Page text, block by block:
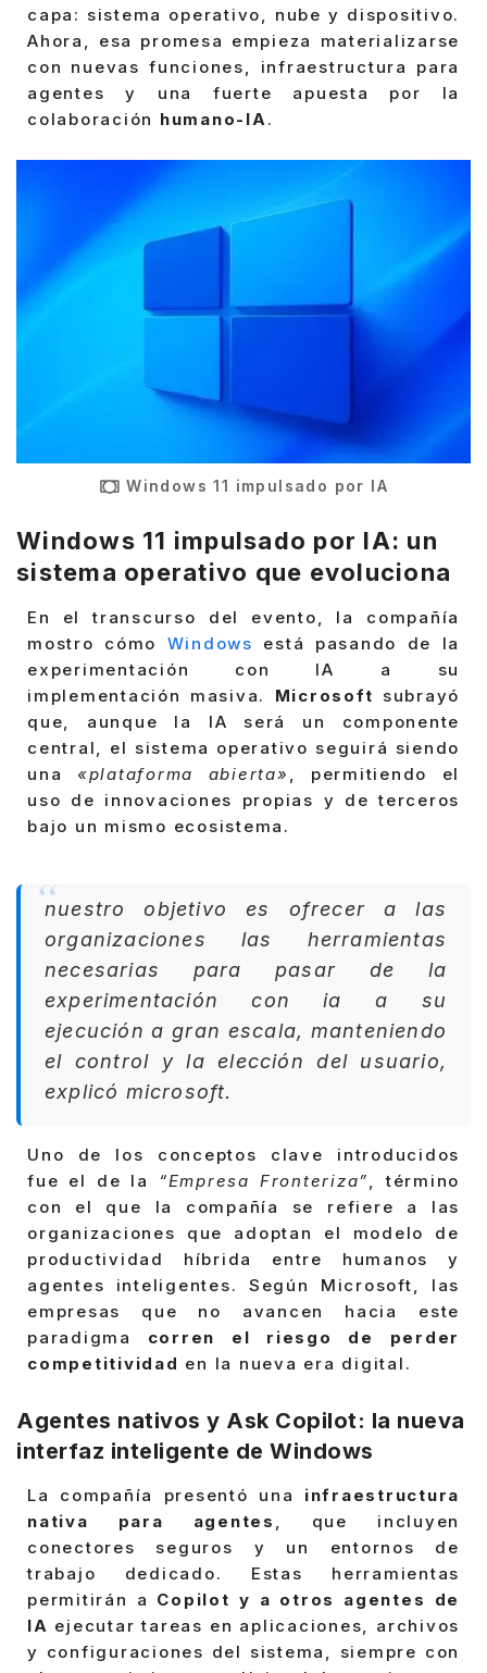
capa: sistema operativo, nube y dispositivo.
Ahora, esa promesa empieza materializarse
con nuevas funciones, infraestructura para
agentes y una fuerte apuesta por la
colaboración humano-IA.
Windows 11 impulsado por IA
Windows 11 impulsado por IA: un
sistema operativo que evoluciona
En el transcurso del evento, la compañía
mostro cómo Windows está pasando de la
experimentación con IA a su
implementación masiva. Microsoft subrayó
que, aunque la IA será un componente
central, el sistema operativo seguirá siendo
una «plataforma abierta» , permitiendo el
uso de innovaciones propias y de terceros
bajo un mismo ecosistema.
nuestro objetivo es ofrecer a las
organizaciones las herramientas
necesarias para pasar de la
experimentación con ia a su
ejecución a gran escala, manteniendo
el control y la elección del usuario,
explicó microsoft.
Uno de los conceptos clave introducidos
fue el de la “Empresa Fronteriza”, término
con el que la compañía se refiere a las
organizaciones que adoptan el modelo de
productividad híbrida entre humanos y
agentes inteligentes. Según Microsoft, las
empresas que no avancen hacia este
paradigma corren el riesgo de perder
competitividad en la nueva era digital.
Agentes nativos y Ask Copilot: la nueva
interfaz inteligente de Windows
La compañía presentó una infraestructura
nativa para agentes , que incluyen
conectores seguros y un entornos de
trabajo dedicado. Estas herramientas
permitirán a Copilot y a otros agentes de
IA ejecutar tareas en aplicaciones, archivos
y configuraciones del sistema, siempre con